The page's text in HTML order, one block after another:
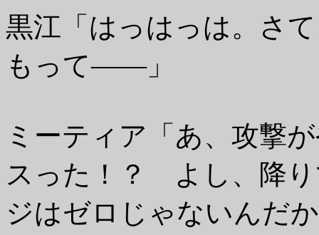
黒江「はっはっは。さ
もって――」
ミーティア「あ、攻撃
スった！？ よし、降
ジはゼロじゃないんだ